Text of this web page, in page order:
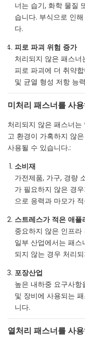
너는 습기, 화학 물질
습니다. 부식으로 인
다.
피로 파괴 위험 증가
처리되지 않은 패스
피로 파괴에 더 취약
및 균열 형성 저항 능
미처리 패스너를 사
처리되지 않은 패스너
고 환경이 가혹하지 않
사용될 수 있습니다.:
소비재
가전제품, 가구, 경량
가 필요하지 않은 경
으로 응력과 마모가
스트레스가 적은 애플
중요하지 않은 인프
일부 산업에서는 패
되지 않는 경우 처리
포장산업
높은 내하중 요구사
및 장비에 사용되는
니다.
열처리 패스너를 사